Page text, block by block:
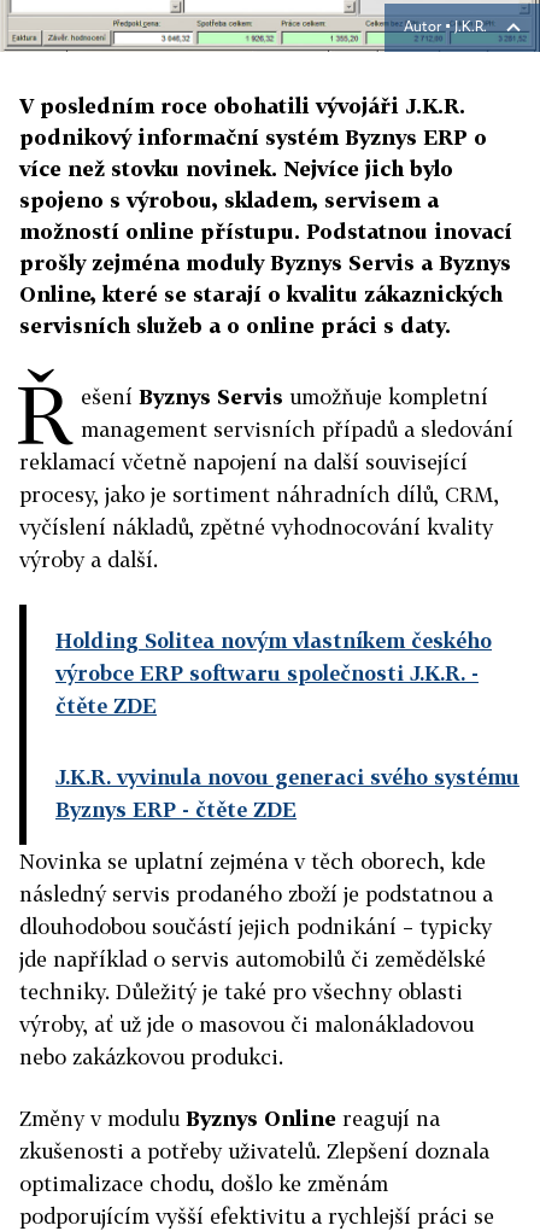
Autor ▪J.K.R.
V posledním roce obohatili vývojáři J.K.R.
podnikový informační systém Byznys ERP o
více než stovku novinek. Nejvíce jich bylo
spojeno s výrobou, skladem, servisem a
možností online přístupu. Podstatnou inovací
prošly zejména moduly Byznys Servis a Byznys
Online, které se starají o kvalitu zákaznických
servisních služeb a o online práci s daty.
Ř ešení Byznys Servis umožňuje kompletní
management servisních případů a sledování
reklamací včetně napojení na další související
procesy, jako je sortiment náhradních dílů, CRM,
vyčíslení nákladů, zpětné vyhodnocování kvality
výroby a další.
Holding Solitea novým vlastníkem českého
výrobce ERP softwaru společnosti J.K.R. -
čtěte ZDE
J.K.R. vyvinula novou generaci svého systému
Byznys ERP - čtěte ZDE
Novinka se uplatní zejména v těch oborech, kde
následný servis prodaného zboží je podstatnou a
dlouhodobou součástí jejich podnikání – typicky
jde například o servis automobilů či zemědělské
techniky. Důležitý je také pro všechny oblasti
výroby, ať už jde o masovou či malonákladovou
nebo zakázkovou produkci.
Změny v modulu Byznys Online reagují na
zkušenosti a potřeby uživatelů. Zlepšení doznala
optimalizace chodu, došlo ke změnám
podporujícím vyšší efektivitu a rychlejší práci se